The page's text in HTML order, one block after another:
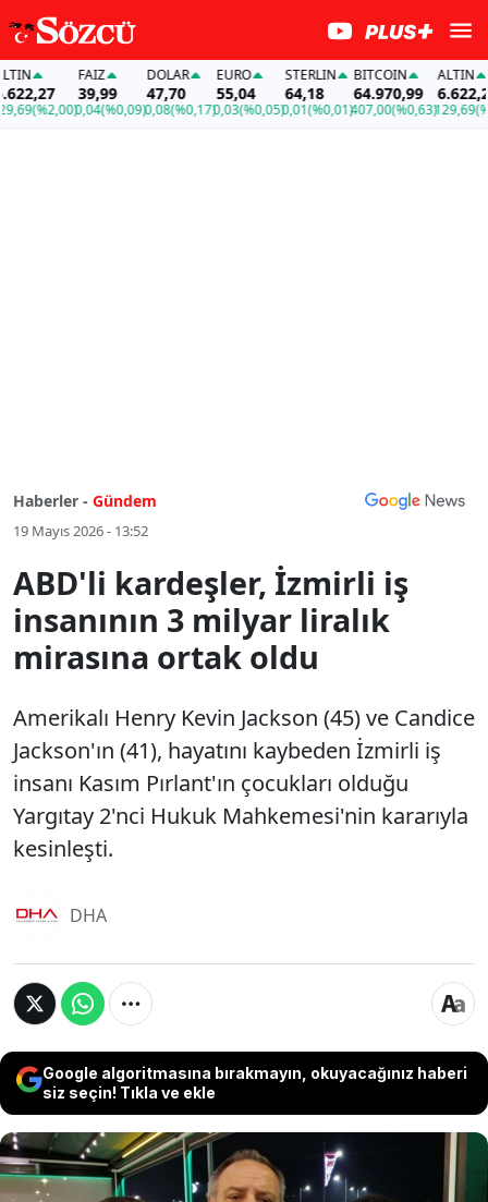
(%2,00)
39,99
0,04(%0,09)
DOLAR
47,70
0,08(%0,17)
EURO
55,04
0,03(%0,05)
STERLIN
64,18
0,01(%0,01)
BITCOIN
64.970,99
407,00(%0,63)
ALTIN
6.622,27
129,69
Haberler - Gündem
19 Mayıs 2026 - 13:52
ABD'li kardeşler, İzmirli iş
insanının 3 milyar liralık
mirasına ortak oldu
Amerikalı Henry Kevin Jackson (45) ve Candice
Jackson'ın (41), hayatını kaybeden İzmirli iş
insanı Kasım Pırlant'ın çocukları olduğu
Yargıtay 2'nci Hukuk Mahkemesi'nin kararıyla
kesinleşti.
DHA
Google algoritmasına bırakmayın, okuyacağınız haberi
siz seçin! Tıkla ve ekle